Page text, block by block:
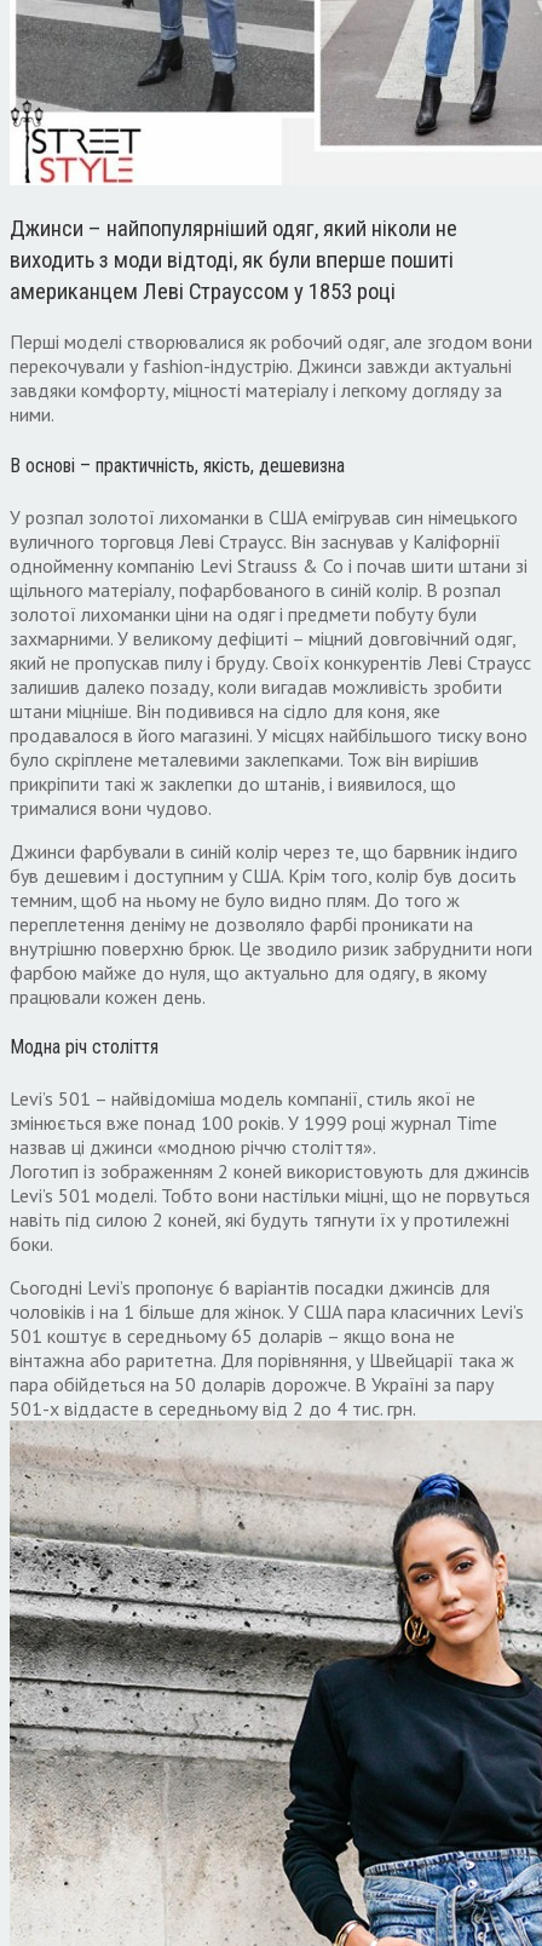
Джинси – найпопулярніший одяг, який ніколи не
виходить з моди відтоді, як були вперше пошиті
американцем Леві Страуссом у 1853 році
Перші моделі створювалися як робочий одяг, але згодом вони
перекочували у fashion-індустрію. Джинси завжди актуальні
завдяки комфорту, міцності матеріалу і легкому догляду за
ними.
В основі – практичність, якість, дешевизна
У розпал золотої лихоманки в США емігрував син німецького
вуличного торговця Леві Страусс. Він заснував у Каліфорнії
однойменну компанію Levi Strauss & Co і почав шити штани зі
щільного матеріалу, пофарбованого в синій колір. В розпал
золотої лихоманки ціни на одяг і предмети побуту були
захмарними. У великому дефіциті – міцний довговічний одяг,
який не пропускав пилу і бруду. Своїх конкурентів Леві Страусс
залишив далеко позаду, коли вигадав можливість зробити
штани міцніше. Він подивився на сідло для коня, яке
продавалося в його магазині. У місцях найбільшого тиску воно
було скріплене металевими заклепками. Тож він вирішив
прикріпити такі ж заклепки до штанів, і виявилося, що
трималися вони чудово.
Джинси фарбували в синій колір через те, що барвник індиго
був дешевим і доступним у США. Крім того, колір був досить
темним, щоб на ньому не було видно плям. До того ж
переплетення деніму не дозволяло фарбі проникати на
внутрішню поверхню брюк. Це зводило ризик забруднити ноги
фарбою майже до нуля, що актуально для одягу, в якому
працювали кожен день.
Модна річ століття
Levi’s 501 – найвідоміша модель компанії, стиль якої не
змінюється вже понад 100 років. У 1999 році журнал Time
назвав ці джинси «модною річчю століття».
Логотип із зображенням 2 коней використовують для джинсів
Levi’s 501 моделі. Тобто вони настільки міцні, що не порвуться
навіть під силою 2 коней, які будуть тягнути їх у протилежні
боки.
Сьогодні Levi’s пропонує 6 варіантів посадки джинсів для
чоловіків і на 1 більше для жінок. У США пара класичних Levi’s
501 коштує в середньому 65 доларів – якщо вона не
вінтажна або раритетна. Для порівняння, у Швейцарії така ж
пара обійдеться на 50 доларів дорожче. В Україні за пару
501-х віддасте в середньому від 2 до 4 тис. грн.